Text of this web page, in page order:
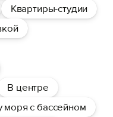
Квартиры-студии
В центре
моря с бассейном